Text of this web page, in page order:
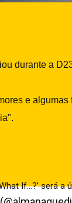
durante a
e
If…?’ será